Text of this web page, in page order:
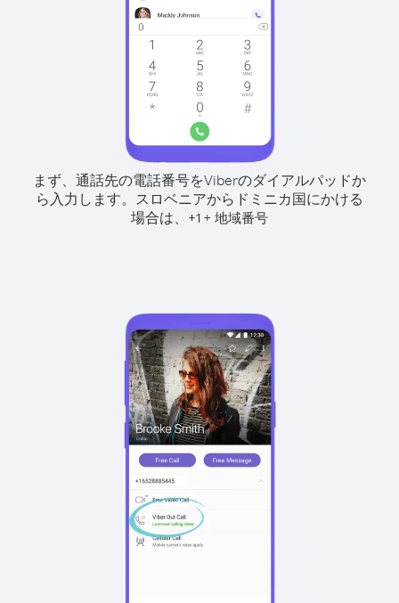
まず、通話先の電話番号をViberのダイアルパッドか
ら入力します。 スロベニアからドミニカ国にかける
場合は、 +1 + 地域番号